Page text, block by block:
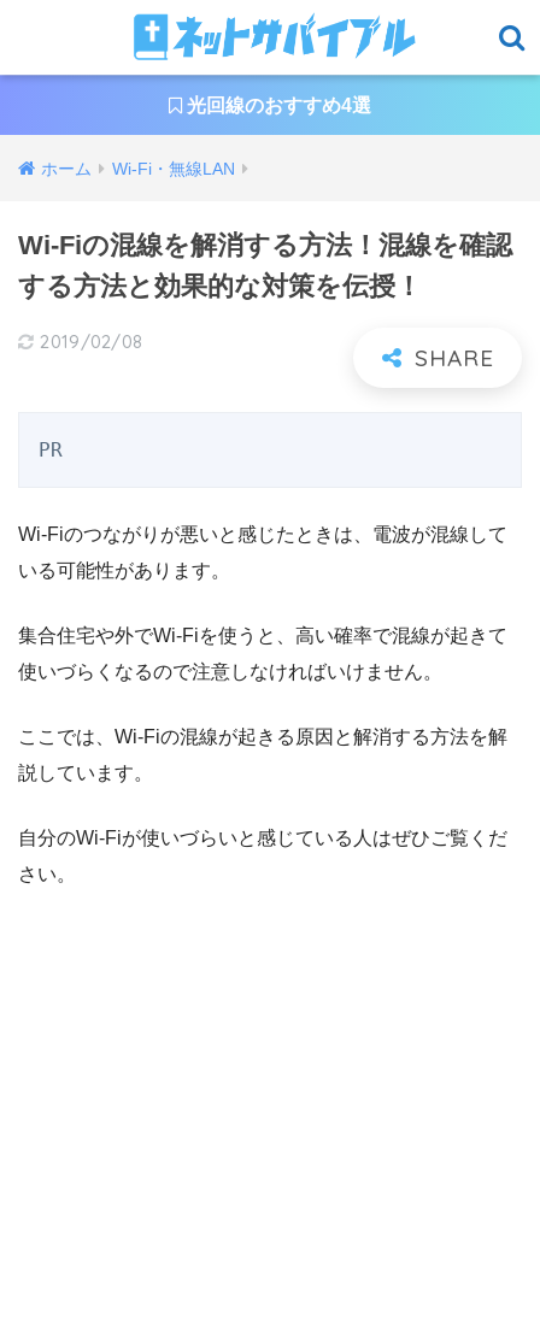
光回線のおすすめ4選
ホーム Wi-Fi・無線LAN
Wi-Fiの混線を解消する方法！混線を確認
する方法と効果的な対策を伝授！
2019/02/08
PR
Wi-Fiのつながりが悪いと感じたときは、電波が混線して
いる可能性があります。
集合住宅や外でWi-Fiを使うと、高い確率で混線が起きて
使いづらくなるので注意しなければいけません。
ここでは、Wi-Fiの混線が起きる原因と解消する方法を解
説しています。
自分のWi-Fiが使いづらいと感じている人はぜひご覧くだ
さい。